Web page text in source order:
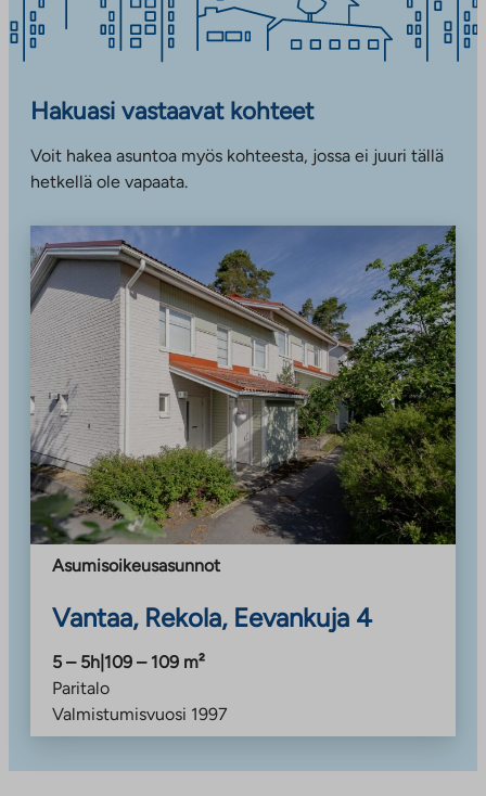
Hakuasi vastaavat kohteet
Voit hakea asuntoa myös kohteesta, jossa ei juuri tällä
hetkellä ole vapaata.
Asumisoikeusasunnot
Vantaa, Rekola, Eevankuja 4
5 – 5h 109 – 109 m²
Paritalo
Valmistumisvuosi 1997